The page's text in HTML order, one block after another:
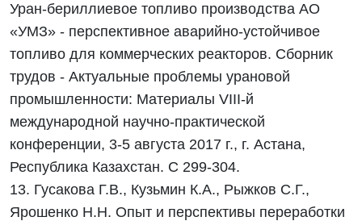
Уран-бериллиевое топливо производства АО
«УМЗ» - перспективное аварийно-устойчивое
топливо для коммерческих реакторов. Сборник
трудов - Актуальные проблемы урановой
промышленности: Материалы VIII-й
международной научно-практической
конференции, 3-5 августа 2017 г., г. Астана,
Республика Казахстан. С 299-304.
13. Гусакова Г.В., Кузьмин К.А., Рыжков С.Г.,
Ярошенко Н.Н. Опыт и перспективы переработки